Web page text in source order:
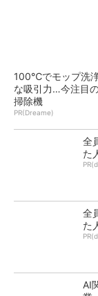
100℃でモップ洗
な吸引力…今注目
掃除機
PR(Dreame)
全
た
全
た
AI